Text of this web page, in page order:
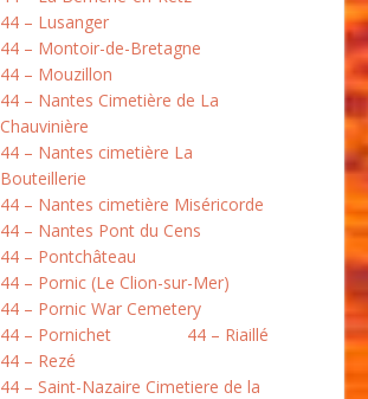
44 – Lusanger
44 – Montoir-de-Bretagne
44 – Mouzillon
44 – Nantes Cimetière de La
Chauvinière
44 – Nantes cimetière La
Bouteillerie
44 – Nantes cimetière Miséricorde
44 – Nantes Pont du Cens
44 – Pontchâteau
44 – Pornic (Le Clion-sur-Mer)
44 – Pornic War Cemetery
44 – Pornichet
44 – Riaillé
44 – Rezé
44 – Saint-Nazaire Cimetiere de la